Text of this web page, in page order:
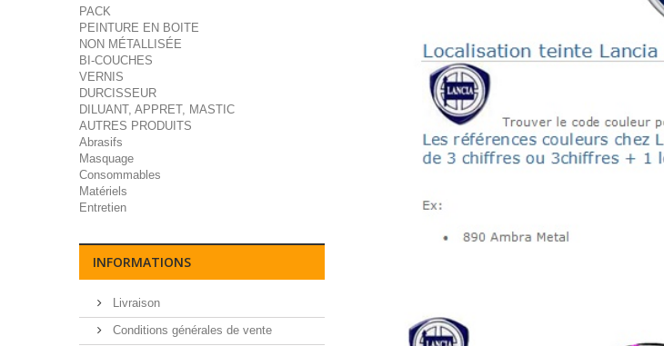
PACK
PEINTURE EN BOITE
NON MÉTALLISÉE
BI-COUCHES
VERNIS
DURCISSEUR
DILUANT, APPRET, MASTIC
AUTRES PRODUITS
Abrasifs
Masquage
Consommables
Matériels
Entretien
INFORMATIONS
Livraison
Conditions générales de vente